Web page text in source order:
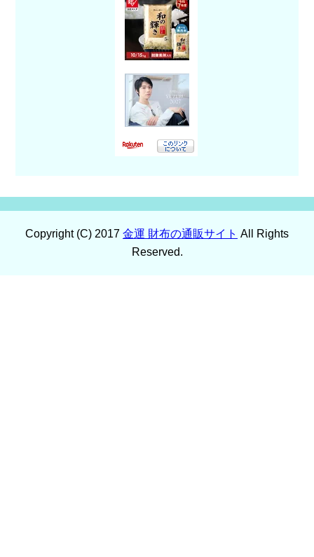
Copyright (C) 2017 金運 財布の通販サイト All Rights
Reserved.